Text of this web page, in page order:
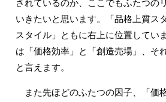
されているのか、ここでもふたつの
いきたいと思います。「品格上質ス
スタイル」ともに右上に位置してい
は「価格効率」と「創造売場」、そ
と言えます。
また先ほどのふたつの因子、「価